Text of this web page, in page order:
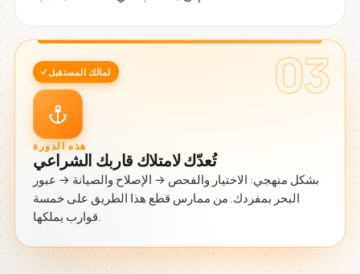
03 لمالك المستقبل
هذه الدورة
تُعدّك لامتلاك قاربك الشراعي
بشكل منهجي: الاختيار والفحص → الإصلاح والصيانة → عبور
البحر بمفردك. من ممارس قطع هذا الطريق على خمسة